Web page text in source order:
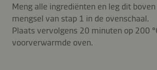
Meng alle ingrediënten en leg dit
mengsel van stap 1 in de ovenschaal.
Plaats vervolgens 20 minuten op 200
voorverwarmde oven.